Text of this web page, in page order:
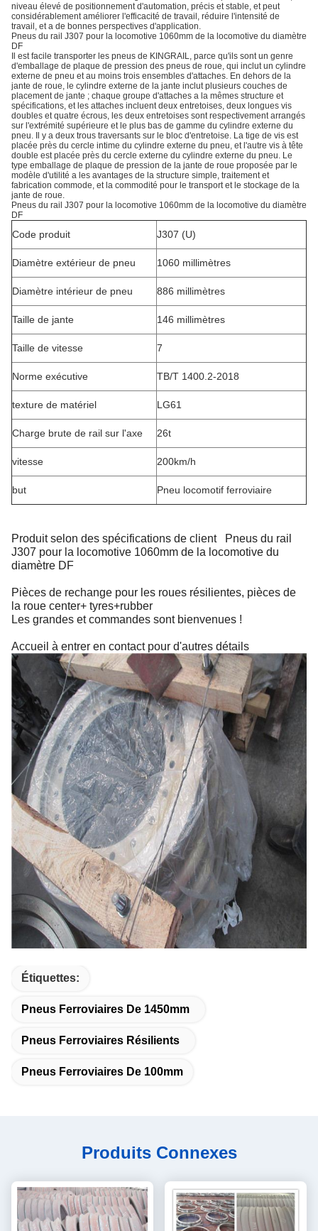
niveau élevé de positionnement d'automation, précis et stable, et peut
considérablement améliorer l'efficacité de travail, réduire l'intensité de
travail, et a de bonnes perspectives d'application.
Pneus du rail J307 pour la locomotive 1060mm de la locomotive du diamètre
DF
Il est facile transporter les pneus de KINGRAIL, parce qu'ils sont un genre
d'emballage de plaque de pression des pneus de roue, qui inclut un cylindre
externe de pneu et au moins trois ensembles d'attaches. En dehors de la
jante de roue, le cylindre externe de la jante inclut plusieurs couches de
placement de jante ; chaque groupe d'attaches a la mêmes structure et
spécifications, et les attaches incluent deux entretoises, deux longues vis
doubles et quatre écrous, les deux entretoises sont respectivement arrangés
sur l'extrémité supérieure et le plus bas de gamme du cylindre externe du
pneu. Il y a deux trous traversants sur le bloc d'entretoise. La tige de vis est
placée près du cercle intime du cylindre externe du pneu, et l'autre vis à tête
double est placée près du cercle externe du cylindre externe du pneu. Le
type emballage de plaque de pression de la jante de roue proposée par le
modèle d'utilité a les avantages de la structure simple, traitement et
fabrication commode, et la commodité pour le transport et le stockage de la
jante de roue.
Pneus du rail J307 pour la locomotive 1060mm de la locomotive du diamètre
DF
Code produit J307 (U)
Diamètre extérieur de pneu 1060 millimètres
Diamètre intérieur de pneu 886 millimètres
Taille de jante 146 millimètres
Taille de vitesse 7
Norme exécutive TB/T 1400.2-2018
texture de matériel LG61
Charge brute de rail sur l'axe 26t
vitesse 200km/h
but Pneu locomotif ferroviaire
Produit selon des spécifications de client Pneus du rail
J307 pour la locomotive 1060mm de la locomotive du
diamètre DF
Pièces de rechange pour les roues résilientes, pièces de
la roue center+ tyres+rubber
Les grandes et commandes sont bienvenues !
Accueil à entrer en contact pour d'autres détails
Étiquettes:
Pneus Ferroviaires De 1450mm
Pneus Ferroviaires Résilients
Pneus Ferroviaires De 100mm
Produits Connexes